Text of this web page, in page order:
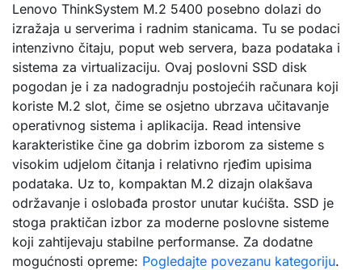
Lenovo ThinkSystem M.2 5400 posebno dolazi do
izražaja u serverima i radnim stanicama. Tu se podaci
intenzivno čitaju, poput web servera, baza podataka i
sistema za virtualizaciju. Ovaj poslovni SSD disk
pogodan je i za nadogradnju postojećih računara koji
koriste M.2 slot, čime se osjetno ubrzava učitavanje
operativnog sistema i aplikacija. Read intensive
karakteristike čine ga dobrim izborom za sisteme s
visokim udjelom čitanja i relativno rjeđim upisima
podataka. Uz to, kompaktan M.2 dizajn olakšava
održavanje i oslobađa prostor unutar kućišta. SSD je
stoga praktičan izbor za moderne poslovne sisteme
koji zahtijevaju stabilne performanse. Za dodatne
mogućnosti opreme: Pogledajte povezanu kategoriju.